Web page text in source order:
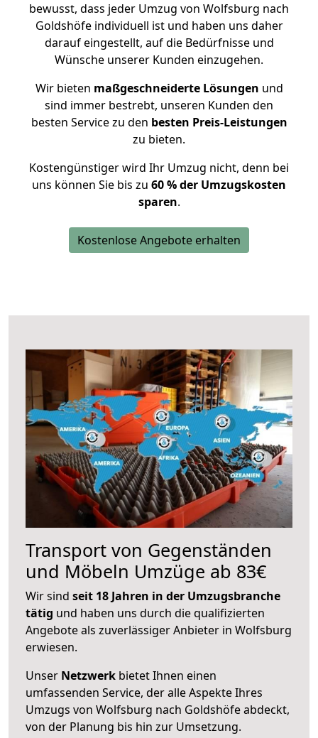
bewusst, dass jeder Umzug von Wolfsburg nach
Goldshöfe individuell ist und haben uns daher
darauf eingestellt, auf die Bedürfnisse und
Wünsche unserer Kunden einzugehen.
Wir bieten maßgeschneiderte Lösungen und
sind immer bestrebt, unseren Kunden den
besten Service zu den besten Preis-Leistungen
zu bieten.
Kostengünstiger wird Ihr Umzug nicht, denn bei
uns können Sie bis zu 60 % der Umzugskosten
sparen.
Kostenlose Angebote erhalten
Transport von Gegenständen
und Möbeln Umzüge ab 83€
Wir sind seit 18 Jahren in der Umzugsbranche
tätig und haben uns durch die qualifizierten
Angebote als zuverlässiger Anbieter in Wolfsburg
erwiesen.
Unser Netzwerk bietet Ihnen einen
umfassenden Service, der alle Aspekte Ihres
Umzugs von Wolfsburg nach Goldshöfe abdeckt,
von der Planung bis hin zur Umsetzung.